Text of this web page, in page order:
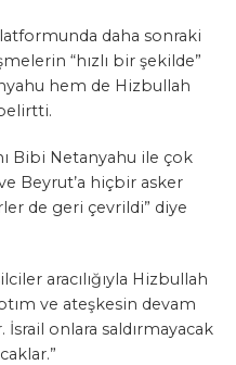
daha sonraki
“hızlı bir şekilde”
hem de Hizbullah
Bibi Netanyahu ile çok
Beyrut’a hiçbir asker
de geri çevrildi” diye
aracılığıyla Hizbullah
ve ateşkesin devam
onlara saldırmayacak